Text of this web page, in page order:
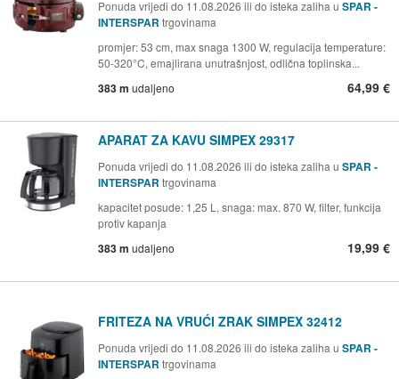
Ponuda vrijedi do 11.08.2026 ili do isteka zaliha u SPAR -
INTERSPAR trgovinama
promjer: 53 cm, max snaga 1300 W, regulacija temperature:
50-320°C, emajlirana unutrašnjost, odlična toplinska...
383 m udaljeno 64,99 €
APARAT ZA KAVU SIMPEX 29317
Ponuda vrijedi do 11.08.2026 ili do isteka zaliha u SPAR -
INTERSPAR trgovinama
kapacitet posude: 1,25 L, snaga: max. 870 W, filter, funkcija
protiv kapanja
383 m udaljeno 19,99 €
FRITEZA NA VRUĆI ZRAK SIMPEX 32412
Ponuda vrijedi do 11.08.2026 ili do isteka zaliha u SPAR -
INTERSPAR trgovinama